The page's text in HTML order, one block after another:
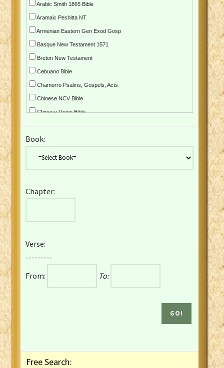
Arabic Smith 1865 Bible
Aramaic Peshitta NT
Armenian Eastern Gen Exod Gosp
Basque New Testament 1571
Breton New Testament
Cebuano Bible
Chamorro Psalms, Gospels, Acts
Chinese NCV Bible
Chinese Union Bible
Czech Kralicka Bible
English YLT 1898 Bible
French Darby Bible
French Louis Segond Bible
Gaelic (Manx) Selections
Gaelic (Scottish) Mark
Book:
Chapter:
Verse:
---------
From:
To:
Free Search: